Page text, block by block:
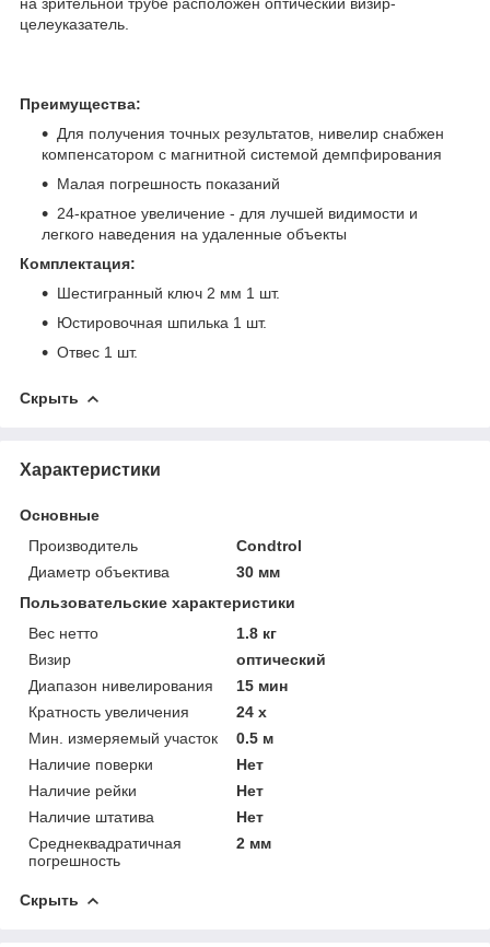
целеуказатель.
Преимущества:
Для получения точных результатов, нивелир снабжен
компенсатором с магнитной системой демпфирования
Малая погрешность показаний
24-кратное увеличение - для лучшей видимости и
легкого наведения на удаленные объекты
Комплектация:
Шестигранный ключ 2 мм 1 шт.
Юстировочная шпилька 1 шт.
Отвес 1 шт.
Скрыть
Характеристики
Основные
Производитель
Condtrol
Диаметр объектива
30 мм
Пользовательские характеристики
Вес нетто
1.8 кг
Визир
оптический
Диапазон нивелирования
15 мин
Кратность увеличения
24 х
Мин. измеряемый участок
0.5 м
Наличие поверки
Нет
Наличие рейки
Нет
Наличие штатива
Нет
Среднеквадратичная
погрешность
2 мм
Скрыть